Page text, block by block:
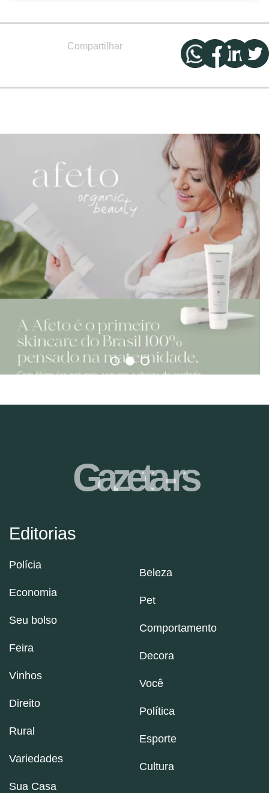
Compartilhar
Editorias
Polícia
Economia
Seu bolso
Feira
Vinhos
Direito
Rural
Variedades
Sua Casa
Beleza
Pet
Comportamento
Decora
Você
Política
Esporte
Cultura
Gazeta-rs